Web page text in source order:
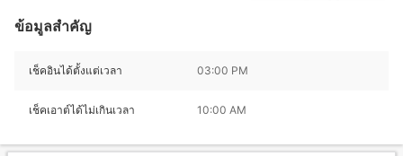
ข้อมูลสำคัญ
เช็คอินได้ตั้งแต่เวลา 03:00 PM
เช็คเอาต์ได้ไม่เกินเวลา 10:00 AM